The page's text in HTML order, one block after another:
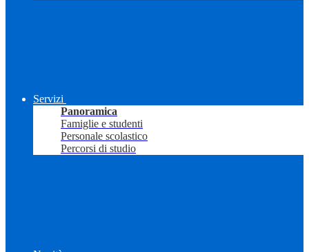
Servizi
Panoramica
Famiglie e studenti
Personale scolastico
Percorsi di studio